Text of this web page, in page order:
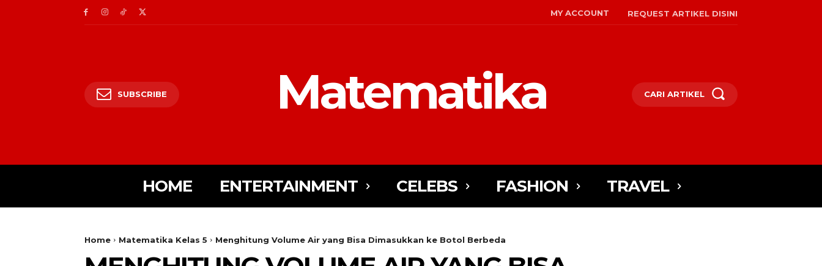
MY ACCOUNT REQUEST ARTIKEL DISINI
SUBSCRIBE Matematika CARI ARTIKEL
HOME ENTERTAINMENT CELEBS FASHION TRAVEL
Home Matematika Kelas 5 Menghitung Volume Air yang Bisa Dimasukkan ke Botol Berbeda